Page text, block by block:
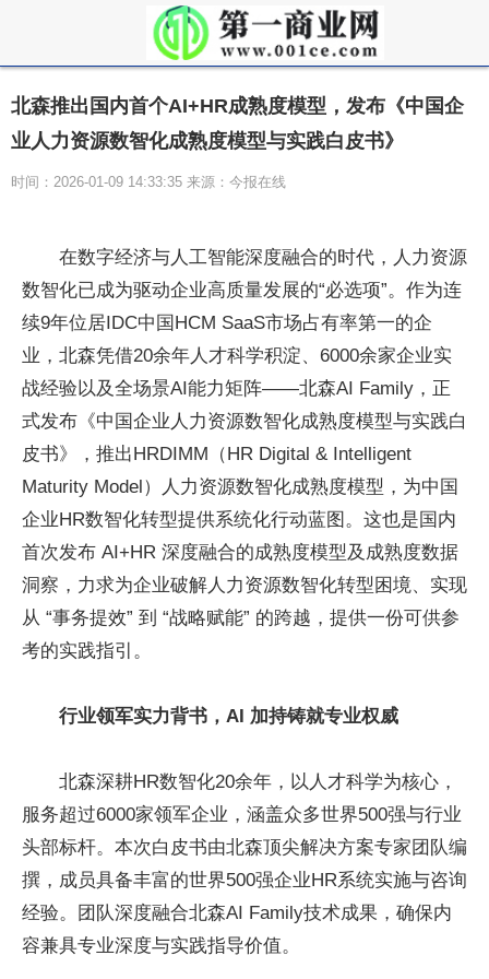
北森推出国内首个AI+HR成熟度模型，发布《中国企
业人力资源数智化成熟度模型与实践白皮书》
时间：2026-01-09 14:33:35 来源：今报在线
在数字经济与人工智能深度融合的时代，人力资源
数智化已成为驱动企业高质量发展的“必选项”。作为连
续9年位居IDC中国HCM SaaS市场占有率第一的企
业，北森凭借20余年人才科学积淀、6000余家企业实
战经验以及全场景AI能力矩阵——北森AI Family，正
式发布《中国企业人力资源数智化成熟度模型与实践白
皮书》，推出HRDIMM（HR Digital & Intelligent
Maturity Model）人力资源数智化成熟度模型，为中国
企业HR数智化转型提供系统化行动蓝图。这也是国内
首次发布 AI+HR 深度融合的成熟度模型及成熟度数据
洞察，力求为企业破解人力资源数智化转型困境、实现
从 “事务提效” 到 “战略赋能” 的跨越，提供一份可供参
考的实践指引。
行业领军实力背书，AI 加持铸就专业权威
北森深耕HR数智化20余年，以人才科学为核心，
服务超过6000家领军企业，涵盖众多世界500强与行业
头部标杆。本次白皮书由北森顶尖解决方案专家团队编
撰，成员具备丰富的世界500强企业HR系统实施与咨询
经验。团队深度融合北森AI Family技术成果，确保内
容兼具专业深度与实践指导价值。